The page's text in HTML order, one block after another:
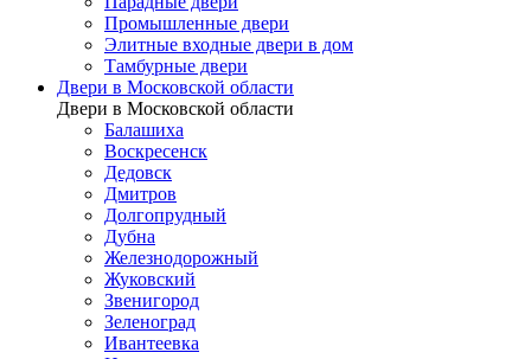
Промышленные двери
Элитные входные двери в дом
Тамбурные двери
Двери в Московской области
Двери в Московской области
Балашиха
Воскресенск
Дедовск
Дмитров
Долгопрудный
Дубна
Железнодорожный
Жуковский
Звенигород
Зеленоград
Ивантеевка